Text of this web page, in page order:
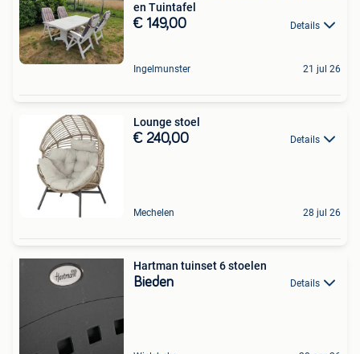
en Tuintafel
€ 149,00 Details
Ingelmunster 21 jul 26
Lounge stoel
€ 240,00 Details
Mechelen 28 jul 26
Hartman tuinset 6 stoelen
Bieden Details